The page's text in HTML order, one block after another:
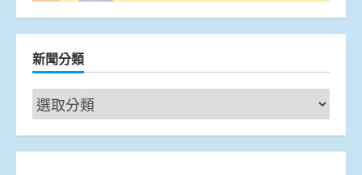
新聞分類
新
聞
分